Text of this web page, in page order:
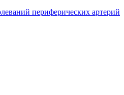
периферических артерий